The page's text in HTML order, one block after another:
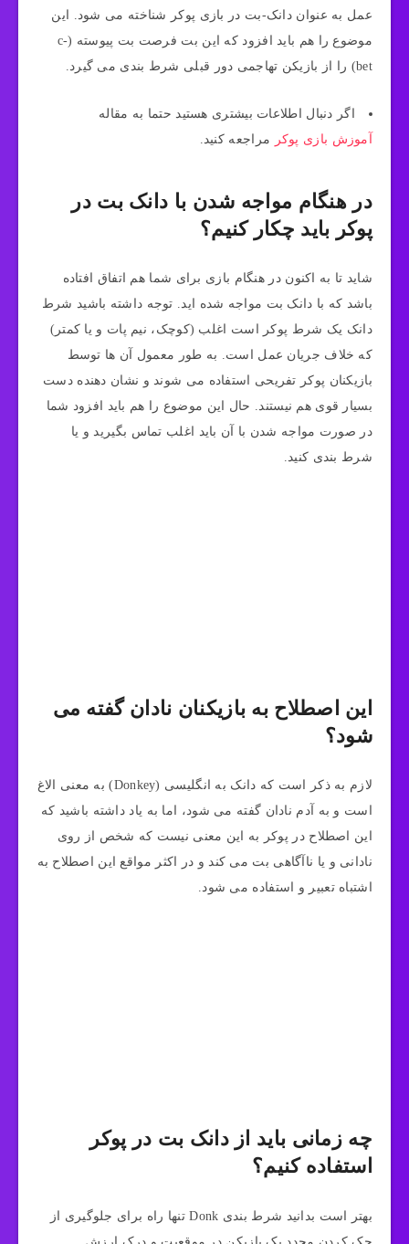
عمل به عنوان دانک-بت در بازی پوکر شناخته می‌ شود. این
موضوع را هم باید افزود که این بت فرصت بت پیوسته (c-
bet) را از بازیکن تهاجمی دور قبلی شرط بندی می‌ گیرد.
اگر دنبال اطلاعات بیشتری هستید حتما به مقاله
آموزش بازی پوکر
مراجعه کنید.
در هنگام مواجه شدن با دانک بت در
پوکر باید چکار کنیم؟
شاید تا به اکنون در هنگام بازی برای شما هم اتفاق افتاده
باشد که با دانک بت مواجه شده‌ اید. توجه داشته باشید شرط
دانک یک شرط پوکر است اغلب (کوچک، نیم پات و یا کمتر)
که خلاف جریان عمل است. به طور معمول آن ها توسط
بازیکنان پوکر تفریحی استفاده می شوند و نشان دهنده دست
بسیار قوی هم نیستند. حال این موضوع را هم باید افزود شما
در صورت مواجه شدن با آن باید اغلب تماس بگیرید و یا
شرط بندی کنید.
این اصطلاح به بازیکنان نادان گفته می
شود؟
لازم به ذکر است که دانک به انگلیسی (Donkey) به معنی الاغ
است و به آدم نادان گفته می‌ شود، اما به یاد داشته باشید که
این اصطلاح در پوکر به این معنی نیست که شخص از روی
نادانی و یا ناآگاهی بت می‌ کند و در اکثر مواقع این اصطلاح به
اشتباه تعبیر و استفاده می‌ شود.
چه زمانی باید از دانک بت در پوکر
استفاده کنیم؟
بهتر است بدانید شرط بندی Donk تنها راه برای جلوگیری از